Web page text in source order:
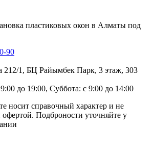
пластиковых окон в Алматы под
90
212/1, БЦ Райымбек Парк, 3 этаж, 303
до 19:00, Суббота: с 9:00 до 14:00
носит справочный характер и не
офертой. Подброности уточняйте у